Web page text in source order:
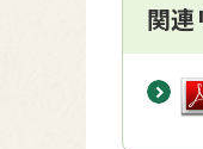
関連